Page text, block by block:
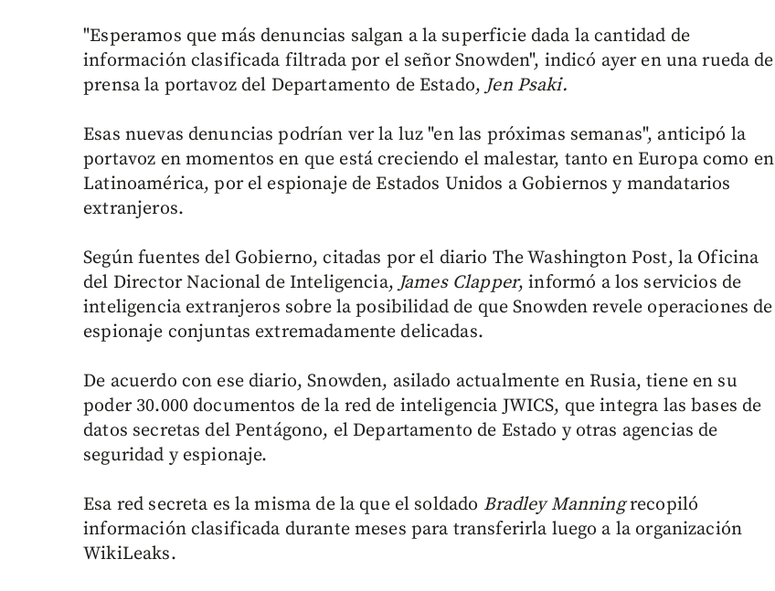
"Esperamos que más denuncias salgan a la superficie dada la cantidad de
información clasificada filtrada por el señor Snowden", indicó ayer en una rueda de
prensa la portavoz del Departamento de Estado,Jen Psaki.
Esas nuevas denuncias podrían ver la luz "en las próximas semanas", anticipó la
portavoz en momentos en que está creciendo el malestar, tanto en Europa como en
Latinoamérica, por el espionaje de Estados Unidos a Gobiernos y mandatarios
extranjeros.
Según fuentes del Gobierno, citadas por el diario The Washington Post, la Oficina
del Director Nacional de Inteligencia,James Clapper, informó a los servicios de
inteligencia extranjeros sobre la posibilidad de que Snowden revele operaciones de
espionaje conjuntas extremadamente delicadas.
De acuerdo con ese diario, Snowden, asilado actualmente en Rusia, tiene en su
poder 30.000 documentos de la red de inteligencia JWICS, que integra las bases de
datos secretas del Pentágono, el Departamento de Estado y otras agencias de
seguridad y espionaje.
Esa red secreta es la misma de la que el soldado Bradley Manningrecopiló
información clasificada durante meses para transferirla luego a la organización
WikiLeaks.